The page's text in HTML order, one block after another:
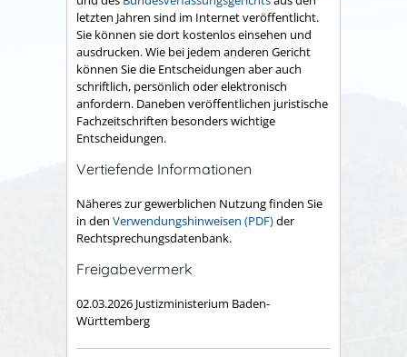
letzten Jahren sind im Internet veröffentlicht.
Sie können sie dort kostenlos einsehen und
ausdrucken. Wie bei jedem anderen Gericht
können Sie die Entscheidungen aber auch
schriftlich, persönlich oder elektronisch
anfordern. Daneben veröffentlichen juristische
Fachzeitschriften besonders wichtige
Entscheidungen.
Vertiefende Informationen
Näheres zur gewerblichen Nutzung finden Sie
in den Verwendungshinweisen (PDF)der
Rechtsprechungsdatenbank.
Freigabevermerk
02.03.2026 Justizministerium Baden-
Württemberg